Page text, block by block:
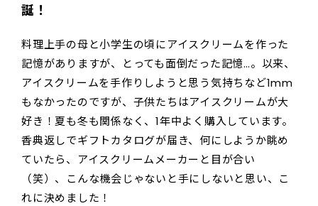
誕！
料理上手の母と小学生の頃にアイスクリームを作った
記憶がありますが、とっても面倒だった記憶…。以来、
アイスクリームを手作りしようと思う気持ちなど1mm
もなかったのですが、子供たちはアイスクリームが大
好き！夏も冬も関係なく、1年中よく購入しています。
香典返しでギフトカタログが届き、何にしようか眺め
ていたら、アイスクリームメーカーと目が合い
（笑）、こんな機会じゃないと手にしないと思い、こ
れに決めました！